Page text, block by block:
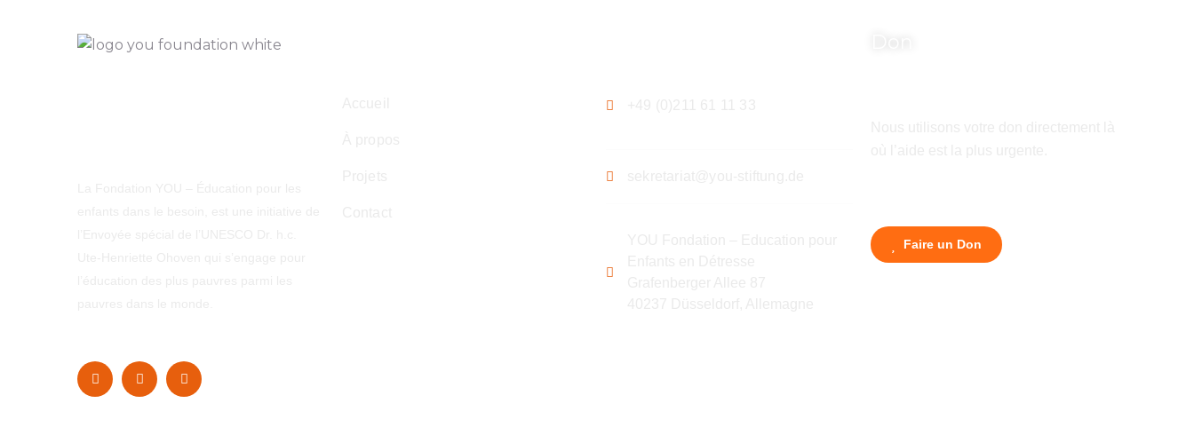
Faire un Don